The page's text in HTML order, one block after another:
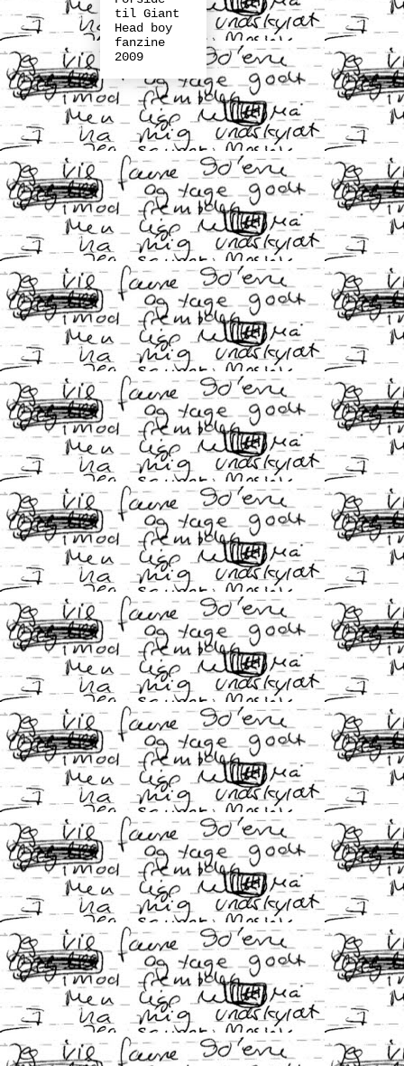
til Giant
Head boy
fanzine
2009